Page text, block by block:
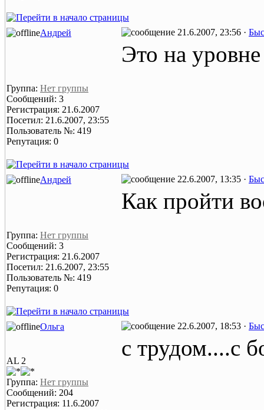
Андрей 21.6.2007, 23:56 ·
Группа: Нет группы
Сообщений: 3
Регистрация: 21.6.2007
Посетил: 21.6.2007, 23:55
Пользователь №: 419
Репутация: 0
Это на
Андрей 22.6.2007, 13:35 ·
Группа: Нет группы
Сообщений: 3
Регистрация: 21.6.2007
Посетил: 21.6.2007, 23:55
Пользователь №: 419
Репутация: 0
Как пройти
Ольга 22.6.2007, 18:53 ·
AL 2
Группа: Нет группы
Сообщений: 204
Регистрация: 11.6.2007
с трудом....с